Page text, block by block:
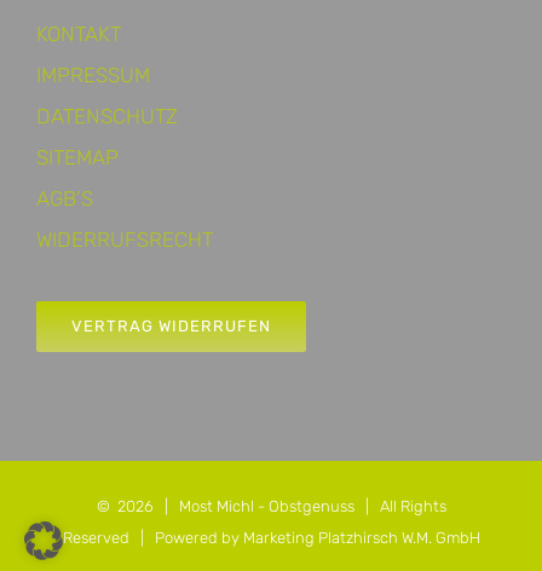
KONTAKT
IMPRESSUM
DATENSCHUTZ
SITEMAP
AGB’S
WIDERRUFSRECHT
VERTRAG WIDERRUFEN
© 2026 | Most Michl - Obstgenuss| All Rights
Reserved | Powered by Marketing Platzhirsch W.M. GmbH